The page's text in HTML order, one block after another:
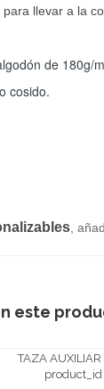
llevar a la
de 180g/
cosido.
,
este